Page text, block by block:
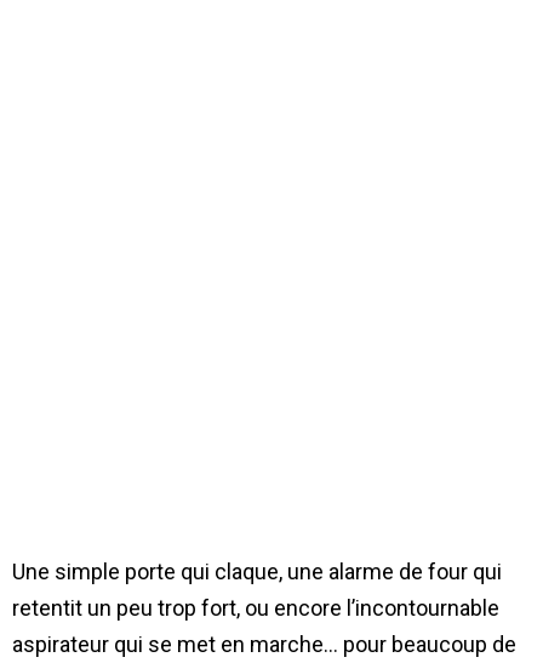
Une simple porte qui claque, une alarme de four qui
retentit un peu trop fort, ou encore l’incontournable
aspirateur qui se met en marche… pour beaucoup de